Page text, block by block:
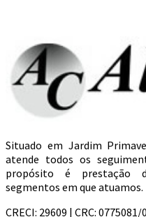
Situado em Jardim
atende todos os
propósito é prestação
segmentos em que atuamos.
CRECI: 29609 | CRC: 0775081/